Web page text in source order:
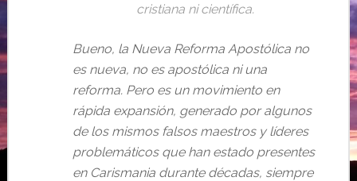
cristiana ni científica.
Bueno, la Nueva Reforma Apostólica no
es nueva, no es apostólica ni una
reforma. Pero es un movimiento en
rápida expansión, generado por algunos
de los mismos falsos maestros y líderes
problemáticos que han estado presentes
en Carismania durante décadas, siempre